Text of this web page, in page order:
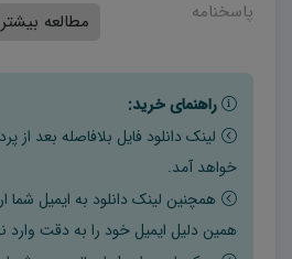
پاسخنامه
مطالعه بیشتر
راهنمای خرید:
لینک دانلود فایل بلافاصله بعد
خواهد آمد.
همچنین لینک دانلود به ایمیل شما
همین دلیل ایمیل خود را به دقت وارد